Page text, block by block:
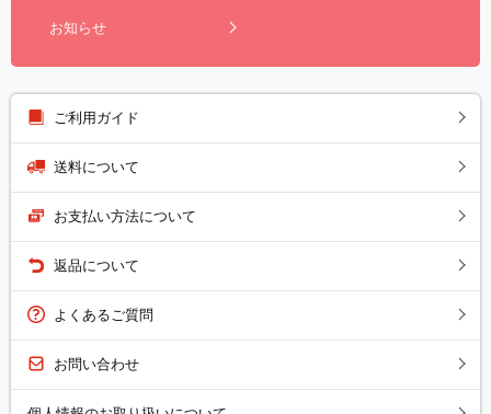
お知らせ
ご利用ガイド
送料について
お支払い方法について
返品について
よくあるご質問
お問い合わせ